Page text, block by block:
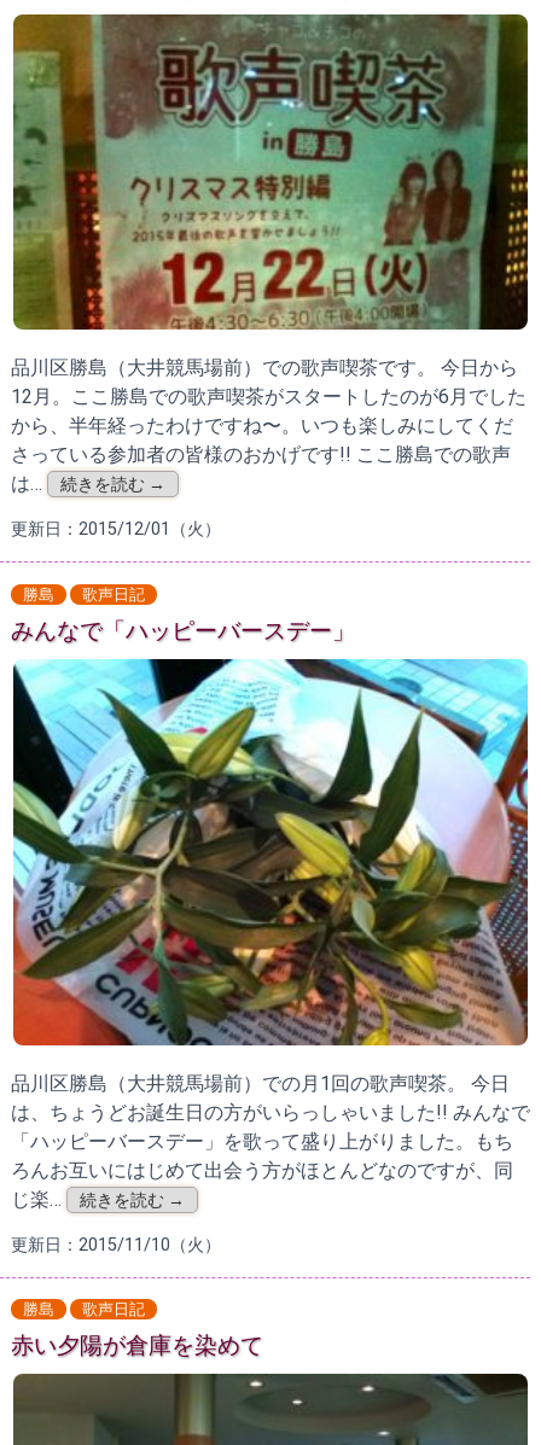
品川区勝島（大井競馬場前）での歌声喫茶です。 今日から
12月。ここ勝島での歌声喫茶がスタートしたのが6月でした
から、半年経ったわけですね〜。いつも楽しみにしてくだ
さっている参加者の皆様のおかげです!! ここ勝島での歌声
は…
続きを読む →
更新日：2015/12/01（火）
勝島 歌声日記
みんなで「ハッピーバースデー」
品川区勝島（大井競馬場前）での月1回の歌声喫茶。 今日
は、ちょうどお誕生日の方がいらっしゃいました!! みんなで
「ハッピーバースデー」を歌って盛り上がりました。もち
ろんお互いにはじめて出会う方がほとんどなのですが、同
じ楽…
続きを読む →
更新日：2015/11/10（火）
勝島 歌声日記
赤い夕陽が倉庫を染めて